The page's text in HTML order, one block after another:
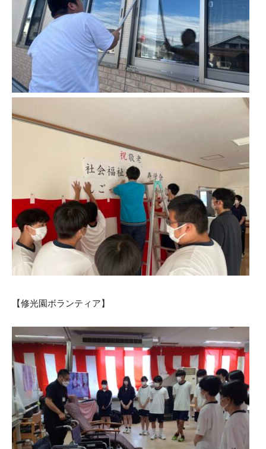
【修光園ボランティア】